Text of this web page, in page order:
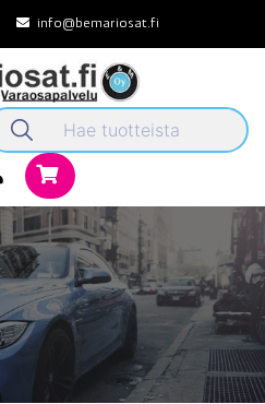
info@bemariosat.fi